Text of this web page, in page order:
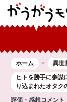
ホーム
異世
ヒトを勝手に参謀
り込まれたオタク
評価・感想コメント